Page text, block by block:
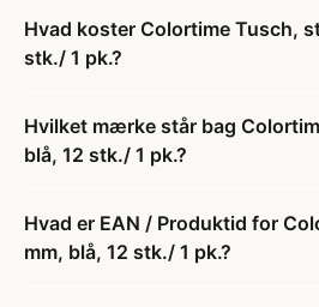
Hvad koster Colortime Tusch,
stk./ 1 pk.?
Hvilket mærke står bag
blå, 12 stk./ 1 pk.?
Hvad er EAN / Produktid for
mm, blå, 12 stk./ 1 pk.?